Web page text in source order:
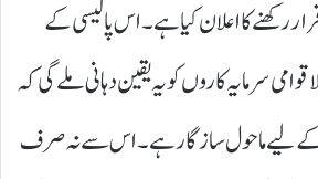
رکھنے کا اعلان کیا ہے۔ اس پالیسی کے
سرمایہ کاروں کو یہ یقین دہانی ملے گی کہ
کے لیے ماحول سازگار ہے۔ اس سے نہ صرف